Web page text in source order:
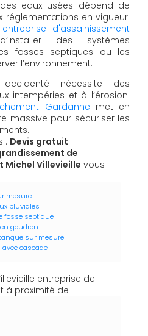
eaux usées dépend de
réglementations en vigueur.
entreprise d'assainissement
des systèmes
fosses septiques ou les
l’environnement.
nécessite des
intempéries et à l’érosion.
Gardanne met en
massive pour sécuriser les
: Devis gratuit
de
Michel Villevieille vous
mesure
pluviales
fosse septique
goudron
sur mesure
cascade
entreprise de
à proximité de :